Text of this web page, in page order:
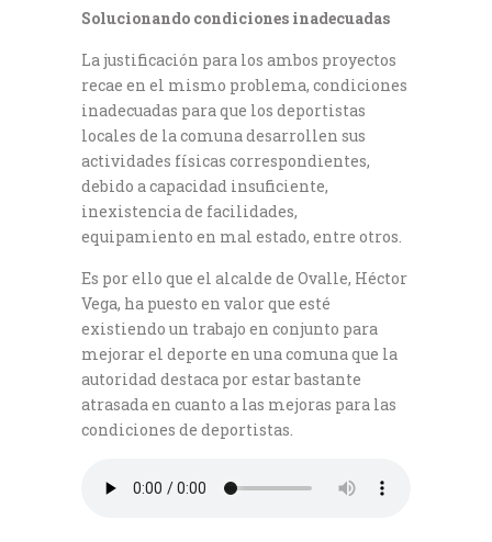
Solucionando condiciones inadecuadas
La justificación para los ambos proyectos
recae en el mismo problema, condiciones
inadecuadas para que los deportistas
locales de la comuna desarrollen sus
actividades físicas correspondientes,
debido a capacidad insuficiente,
inexistencia de facilidades,
equipamiento en mal estado, entre otros.
Es por ello que el alcalde de Ovalle, Héctor
Vega, ha puesto en valor que esté
existiendo un trabajo en conjunto para
mejorar el deporte en una comuna que la
autoridad destaca por estar bastante
atrasada en cuanto a las mejoras para las
condiciones de deportistas.